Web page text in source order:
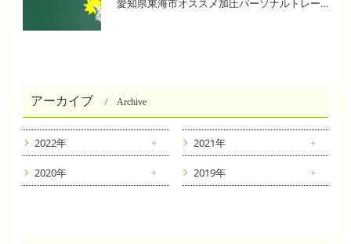
愛知県東海市オススメ加圧パーソナルトレーニングジム One❣️
アーカイブ Archive
2022年 2021年
2020年 2019年